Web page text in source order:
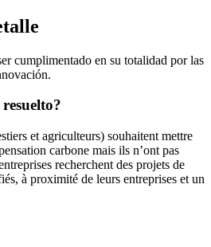
cumplimentado en su totalidad por las
et agriculteurs) souhaitent mettre
carbone mais ils n’ont pas
recherchent des projets de
à proximité de leurs entreprises et un